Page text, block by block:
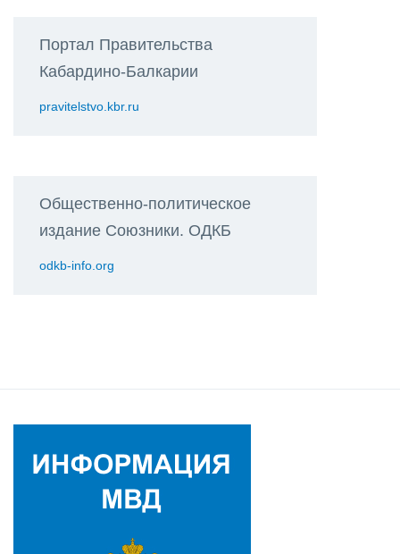
Портал Правительства
Кабардино-Балкарии
pravitelstvo.kbr.ru
Общественно-политическое
издание Союзники. ОДКБ
odkb-info.org